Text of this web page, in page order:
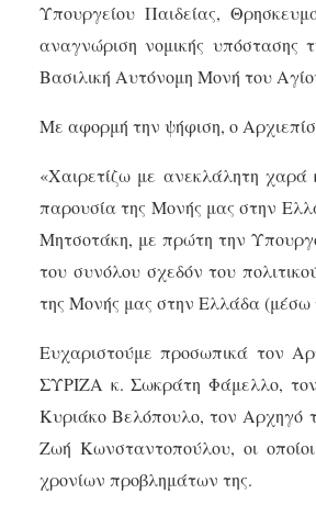
Υπουργείου Παιδείας,
αναγνώριση νομικής
Βασιλική Αυτόνομη Μονή του
Με αφορμή την ψήφιση, ο
«Χαιρετίζω με ανεκλάλητη
παρουσία της Μονής μας στην
Μητσοτάκη, με πρώτη την
του συνόλου σχεδόν του
της Μονής μας στην Ελλάδα (μέσω
Ευχαριστούμε προσωπικά τον
ΣΥΡΙΖΑ κ. Σωκράτη Φάμελλο,
Κυριάκο Βελόπουλο, τον Αρχηγό
Ζωή Κωνσταντοπούλου, οι
χρονίων προβλημάτων της.